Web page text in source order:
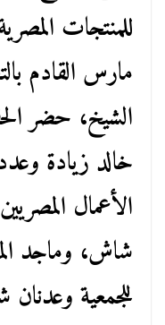
للمنتجات
مارس القادم
الشيخ، حضر
خالد زيادة
الأعمال
شاش، وماجد
للجمعية